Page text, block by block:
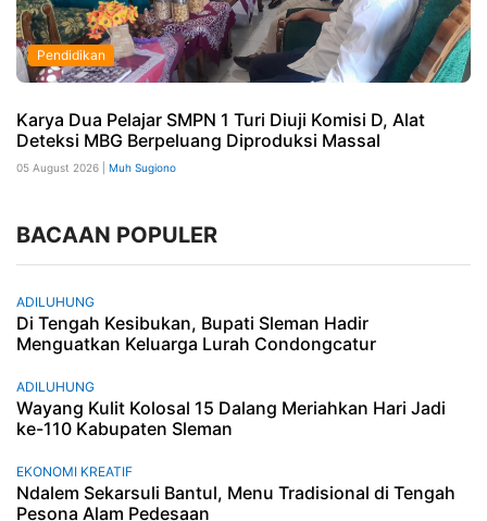
Pendidikan
Karya Dua Pelajar SMPN 1 Turi Diuji Komisi D, Alat
Deteksi MBG Berpeluang Diproduksi Massal
05 August 2026 | Muh Sugiono
BACAAN POPULER
ADILUHUNG
Di Tengah Kesibukan, Bupati Sleman Hadir
Menguatkan Keluarga Lurah Condongcatur
ADILUHUNG
Wayang Kulit Kolosal 15 Dalang Meriahkan Hari Jadi
ke-110 Kabupaten Sleman
EKONOMI KREATIF
Ndalem Sekarsuli Bantul, Menu Tradisional di Tengah
Pesona Alam Pedesaan